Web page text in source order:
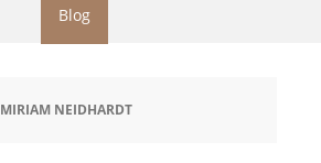
Blog
MIRIAM NEIDHARDT